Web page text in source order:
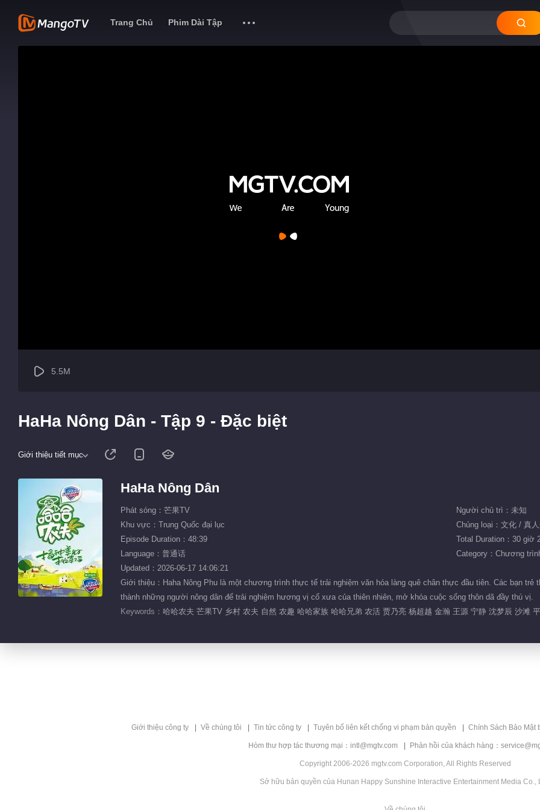
Trang Chủ Phim Dài Tập
5.5M
HaHa Nông Dân - Tập 9 - Đặc biệt
Giới thiệu tiết mục
HaHa Nông Dân
Phát sóng：芒果TV
Người chủ trì：未知
Khu vực：Trung Quốc đại lục
Chủng loại：文化 / 真
Episode Duration：48:39
Total Duration：30 giờ
Language：普通话
Category：Chương
Updated：2026-06-17 14:06:21
Giới thiệu：Haha Nông Phu là một chương trình thực tế trải nghiệm văn hóa làng quê chân thực đầu tiên. Các bạn
thành những người nông dân để trải nghiệm hương vị cổ xưa của thiên nhiên, mở khóa cuộc sống thôn dã đầy thú vị.
Keywords： 哈哈农夫 芒果TV 乡村 农夫 自然 农趣 哈哈家族 哈哈兄弟 农活 贾乃亮 杨超越 金瀚 王源 宁静 沈梦辰 沙滩
Giới thiệu công ty Về chúng tôi Tin tức công ty Tuyên bố liên kết chống vi phạm bản quyền Chính Sách Bảo Mật
Hòm thư hợp tác thương mại：intl@mgtv.com Phản hồi của khách hàng：
Copyright 2006-2026 mgtv.com Corporation, All Rights Reserved
Sở hữu bản quyền của Hunan Happy Sunshine Interactive Entertainment Media Co.,